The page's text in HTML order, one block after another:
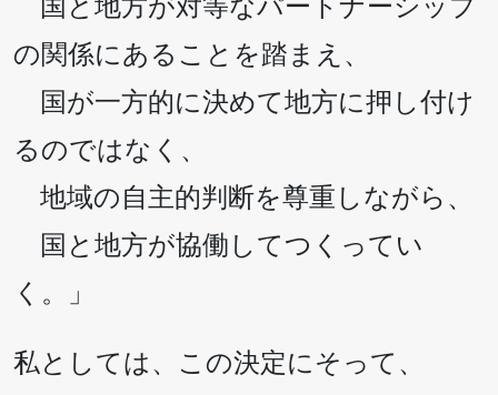
国と地方が対等なパートナーシップ
の関係にあることを踏まえ、
国が一方的に決めて地方に押し付け
るのではなく、
地域の自主的判断を尊重しながら、
国と地方が協働してつくってい
く。」
私としては、この決定にそって、